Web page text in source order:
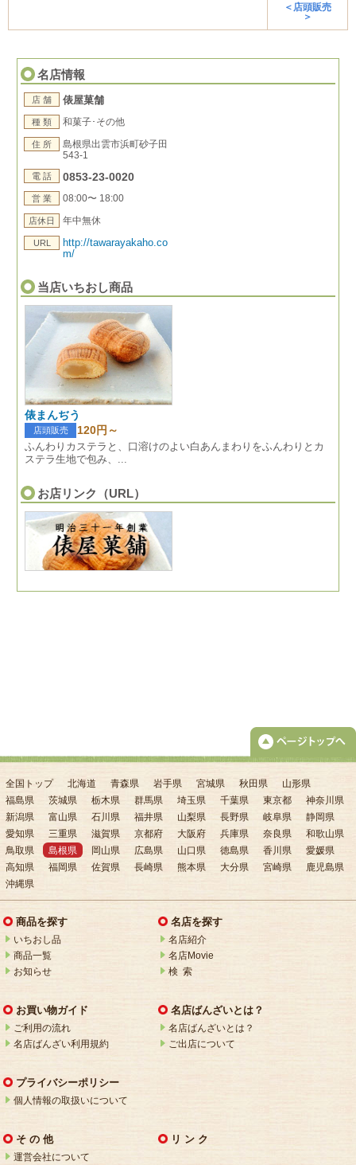
名店情報
店 舗 俵屋菓舗
種 類 和菓子･その他
住 所
島根県出雲市浜町砂子田
543-1
電 話 0853-23-0020
営 業 08:00〜 18:00
店休日 年中無休
URL
http://tawarayakaho.co
m/
当店いちおし商品
俵まんぢう
店頭販売 120円～
ふんわりカステラと、口溶けのよい白あんまわりをふんわりとカ
ステラ生地で包み、...
お店リンク（URL）
＜店頭販売
＞
全国トップ 北海道 青森県 岩手県 宮城県 秋田県
山形県
福島県
茨城県 栃木県 群馬県 埼玉県 千葉県 東京都
神奈川県
新潟県
富山県 石川県 福井県 山梨県 長野県 岐阜県
静岡県
愛知県
三重県 滋賀県 京都府 大阪府 兵庫県 奈良県
和歌山県
鳥取県
島根県 岡山県 広島県 山口県 徳島県 香川県
愛媛県
高知県
福岡県 佐賀県 長崎県 熊本県 大分県 宮崎県
鹿児島県
沖縄県
商品を探す
いちおし品
商品一覧
お知らせ
名店を探す
名店紹介
名店Movie
検 索
お買い物ガイド
ご利用の流れ
名店ばんざい利用規約
名店ばんざいとは？
名店ばんざいとは？
ご出店について
プライバシーポリシー
個人情報の取扱いについて
そ の 他
運営会社について
リ ン ク